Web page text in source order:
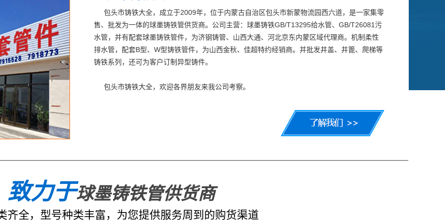
包头市铸铁大全，成立于2009年，位于内蒙古自治区包头市新蒙物流园西六道，是一家集零
售、批发为一体的球墨铸铁管供货商。公司主营：球墨铸铁GB/T13295给水管、GB/T26081污
水管，并有配套球墨铸铁管件，为济钢铸管、山西大通、河北京东内蒙区域代理商。机制柔性
排水管，配套B型、W型铸铁管件，为山西金秋、佳超特约经销商。并批发井盖、井篦、爬梯等
铸铁系列，还可为客户订制异型铸件。
包头市铸铁大全，欢迎各界朋友来我公司考察。
致力于球墨铸铁管供货商
齐全，型号种类丰富，为您提供服务周到的购货渠道